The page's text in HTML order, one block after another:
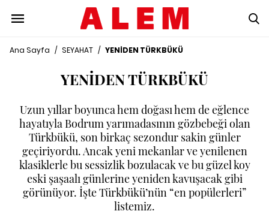
Ana Sayfa / SEYAHAT / YENİDEN TÜRKBÜKÜ
YENİDEN TÜRKBÜKÜ
Uzun yıllar boyunca hem doğası hem de eğlence
hayatıyla Bodrum yarımadasının gözbebeği olan
Türkbükü, son birkaç sezondur sakin günler
geçiriyordu. Ancak yeni mekanlar ve yenilenen
klasiklerle bu sessizlik bozulacak ve bu güzel koy
eski şaşaalı günlerine yeniden kavuşacak gibi
görünüyor. İşte Türkbükü’nün “en popülerleri”
listemiz.